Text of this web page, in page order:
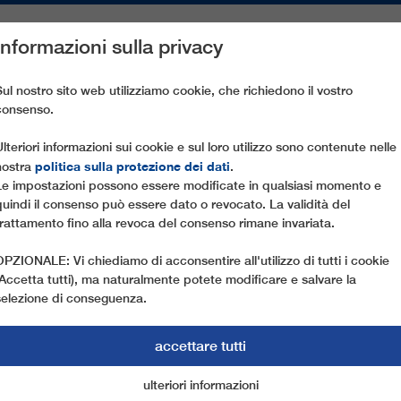
DI RICAMBIO ASSISTENZA CLIENTI
sulla privacy
nostro sito web utilizziamo cookie, che richiedono il vostro
informazioni sui cookie e sul loro utilizzo sono contenute nelle
politica sulla protezione dei dati.
impostazioni possono essere modificate in qualsiasi momento e
il consenso può essere dato o revocato. La validità del
fino alla revoca del consenso rimane invariata.
Vi chiediamo di acconsentire all'utilizzo di tutti i cookie
tutti), ma naturalmente potete modificare e salvare la
di conseguenza.
accettare tutti
cookie di marketing
ulteriori informazioni